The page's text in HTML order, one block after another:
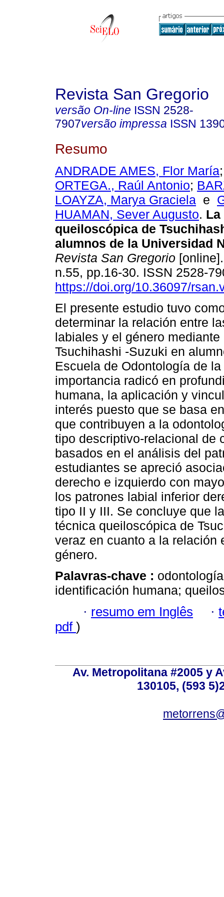
Revista San Gregorio
versão On-line ISSN 2528-
7907versão impressa ISSN
Resumo
ANDRADE AMES, Flor María
ORTEGA., Raúl Antonio;
LOAYZA, Marya Graciela e
HUAMAN, Sever Augusto. La
queiloscópica de
alumnos de la Universidad
Revista San Gregorio
n.55, pp.16-30. ISSN 2528-
https://doi.org/10.36097/
El presente estudio tuvo
determinar la relación entre
labiales y el género
Tsuchihashi -Suzuki en
Escuela de Odontología de
importancia radicó en
humana, la aplicación y
interés puesto que se basa
que contribuyen a la
tipo descriptivo-relacional de
basados en el análisis del
estudiantes se apreció
derecho e izquierdo con
los patrones labial inferior
tipo II y III. Se concluye que
técnica queiloscópica de
veraz en cuanto a la relación
género.
Palavras-chave :
identificación humana;
· resumo em Inglês ·
pdf )
Av. Metropolitana #2005 y
130105, (593